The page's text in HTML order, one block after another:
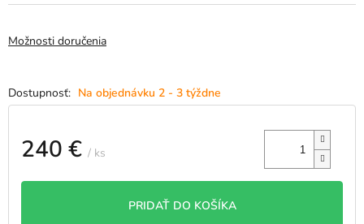
Na objednávku 2 - 3 týždne
Možnosti doručenia
240 € / ks
PRIDAŤ DO KOŠÍKA